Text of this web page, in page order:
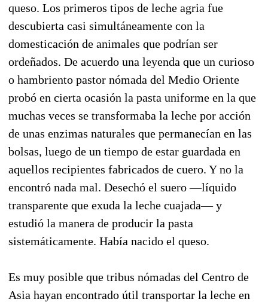
queso. Los primeros tipos de leche agria fue
descubierta casi simultáneamente con la
domesticación de animales que podrían ser
ordeñados. De acuerdo una leyenda que un curioso
o hambriento pastor nómada del Medio Oriente
probó en cierta ocasión la pasta uniforme en la que
muchas veces se transformaba la leche por acción
de unas enzimas naturales que permanecían en las
bolsas, luego de un tiempo de estar guardada en
aquellos recipientes fabricados de cuero. Y no la
encontró nada mal. Desechó el suero —líquido
transparente que exuda la leche cuajada— y
estudió la manera de producir la pasta
sistemáticamente. Había nacido el queso.
Es muy posible que tribus nómadas del Centro de
Asia hayan encontrado útil transportar la leche en